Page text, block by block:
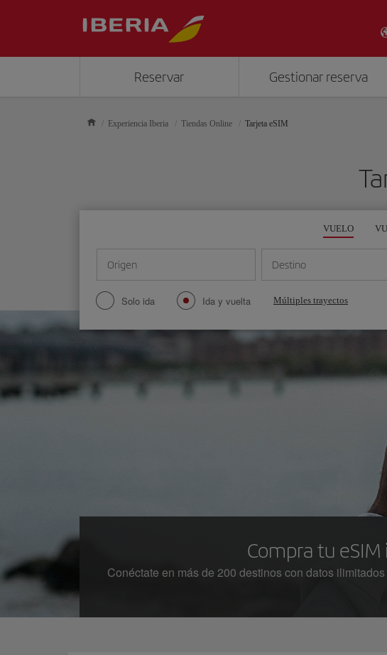
Reservar Gestionar reserva
Experiencia Iberia Tiendas Online Tarjeta eSIM
VUELO
Origen Destino
Solo ida Ida y vuelta Múltiples trayectos
Compra tu
Conéctate en más de 200 destinos con datos